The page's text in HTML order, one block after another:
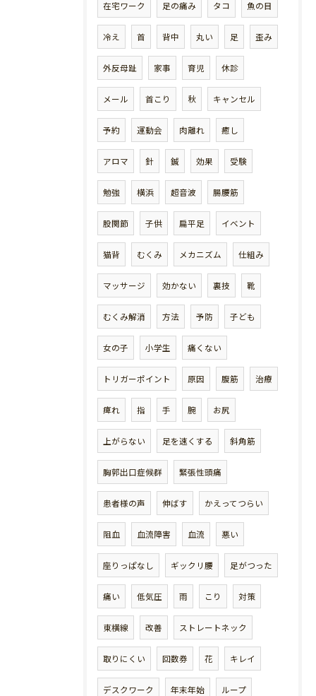
在宅ワーク 足の痛み タコ 魚の目
冷え 首 背中 丸い 足 歪み
外反母趾 家事 育児 休診
メール 首こり 秋 キャンセル
予約 運動会 肉離れ 癒し
アロマ 針 鍼 効果 受験
勉強 横浜 超音波 腸腰筋
股関節 子供 扁平足 イベント
猫背 むくみ メカニズム 仕組み
マッサージ 効かない 裏技 靴
むくみ解消 方法 予防 子ども
女の子 小学生 痛くない
トリガーポイント 原因 腹筋 治療
痺れ 指 手 腕 お尻
上がらない 足を速くする 斜角筋
胸郭出口症候群 緊張性頭痛
患者様の声 伸ばす かえってつらい
阻血 血流障害 血流 悪い
座りっぱなし ギックリ腰 足がつった
痛い 低気圧 雨 こり 対策
東横線 改善 ストレートネック
取りにくい 回数券 花 キレイ
デスクワーク 年末年始 ループ